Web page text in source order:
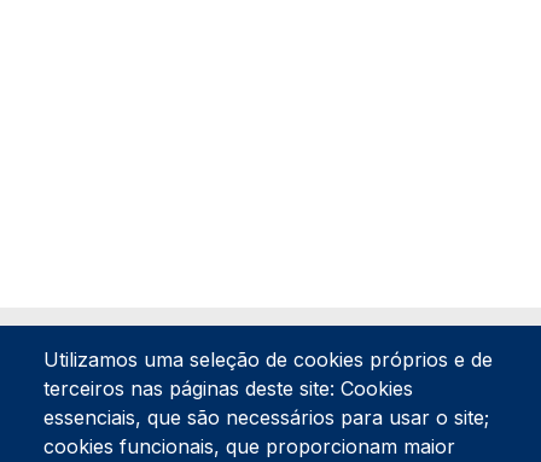
Utilizamos uma seleção de cookies próprios e de
terceiros nas páginas deste site: Cookies
essenciais, que são necessários para usar o site;
cookies funcionais, que proporcionam maior